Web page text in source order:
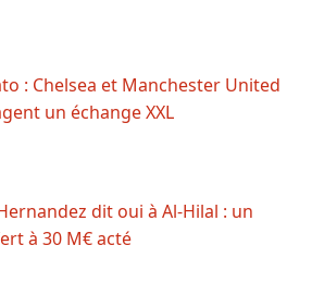
: Chelsea et Manchester United
un échange XXL
dit oui à Al-Hilal : un
à 30 M€ acté